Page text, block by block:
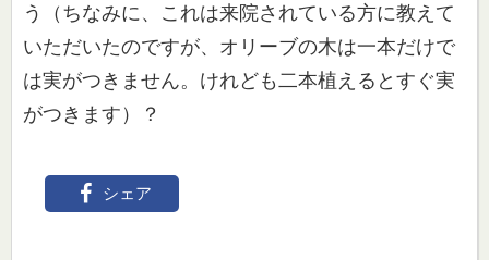
う（ちなみに、 これは来院されている方に教えて
いただいたのですが、オリーブの木は一本だけで
は実がつきません。けれども二本植えるとすぐ実
がつきます）？
シェア